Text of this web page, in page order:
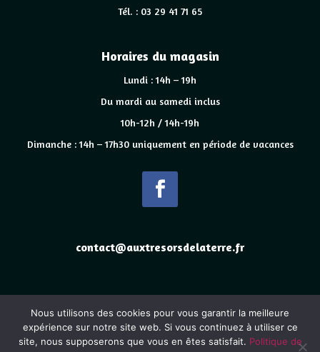
Tél. : 03 29 41 71 65
Horaires du magasin
Lundi : 14h – 19h
Du mardi au samedi inclus
10h-12h / 14h-19h
Dimanche : 14h – 17h30 uniquement en période de vacances
contact@auxtresorsdelaterre.fr
2025www.auxtresorsdelaterre.frsite construit en collaboration
avecwww.eye-s.fr
Nous utilisons des cookies pour vous garantir la meilleure
expérience sur notre site web. Si vous continuez à utiliser ce
site, nous supposerons que vous en êtes satisfait. Politique de